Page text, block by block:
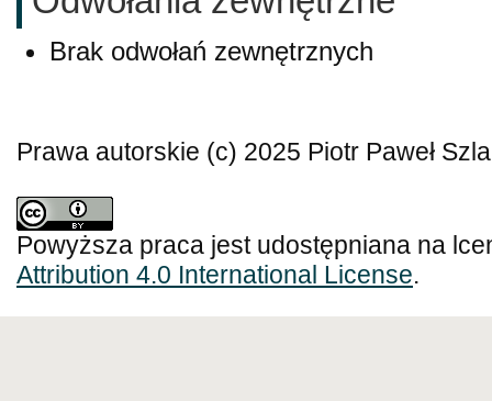
Brak odwołań zewnętrznych
Prawa autorskie (c) 2025 Piotr Paweł
Powyższa praca jest udostępniana na
Attribution 4.0 International License.